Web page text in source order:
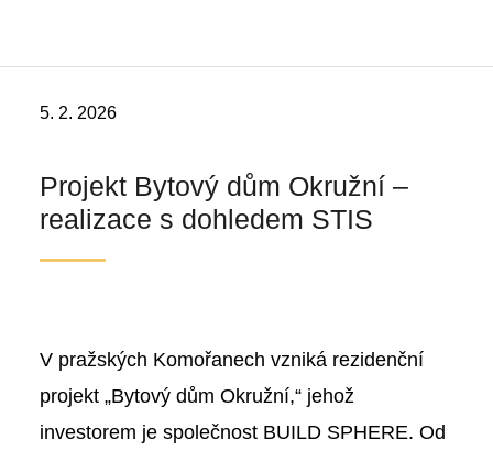
5. 2. 2026
Projekt Bytový dům Okružní –
realizace s dohledem STIS
V pražských Komořanech vzniká rezidenční
projekt „Bytový dům Okružní,“ jehož
investorem je společnost BUILD SPHERE. Od